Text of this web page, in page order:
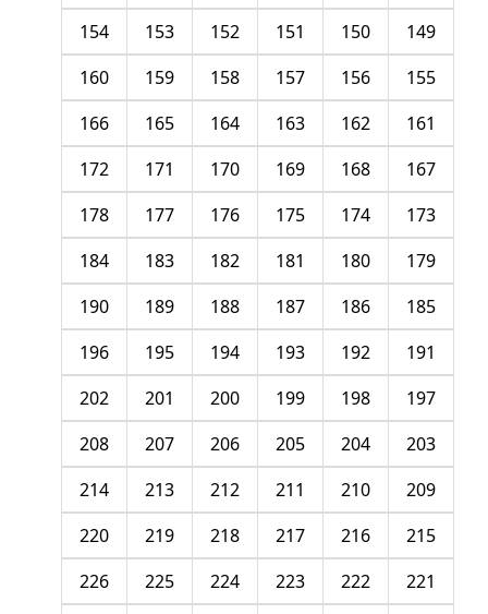
149
150
151
152
153
154
155
156
157
158
159
160
161
162
163
164
165
166
167
168
169
170
171
172
173
174
175
176
177
178
179
180
181
182
183
184
185
186
187
188
189
190
191
192
193
194
195
196
197
198
199
200
201
202
203
204
205
206
207
208
209
210
211
212
213
214
215
216
217
218
219
220
221
222
223
224
225
226